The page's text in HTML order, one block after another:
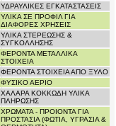
ΥΔΡΑΥΛΙΚΕΣ ΕΓΚΑΤΑΣΤΑΣΕΙΣ
ΥΛΙΚΑ ΣΕ ΠΡΟΦΙΛ ΓΙΑ
ΔΙΑΦΟΡΕΣ ΧΡΗΣΕΙΣ
ΥΛΙΚΑ ΣΤΕΡΕΩΣΗΣ &
ΣΥΓΚΟΛΛΗΣΗΣ
ΦΕΡΟΝΤΑ ΜΕΤΑΛΛΙΚΑ
ΣΤΟΙΧΕΙΑ
ΦΕΡΟΝΤΑ ΣΤΟΙΧΕΙΑ ΑΠΟ ΞΥΛΟ
ΦΥΣΙΚΟ ΑΕΡΙΟ
ΧΑΛΑΡΑ ΚΟΚΚΩΔΗ ΥΛΙΚΑ
ΠΛΗΡΩΣΗΣ
ΧΡΩΜΑΤΑ - ΠΡΟΙΟΝΤΑ ΓΙΑ
ΠΡΟΣΤΑΣΙΑ (ΦΩΤΙΑ, ΥΓΡΑΣΙΑ &